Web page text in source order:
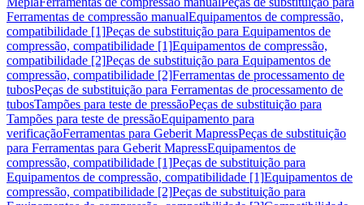
Ferramentas de compressão manualEquipamentos de compressão,
compatibilidade [1]Peças de substituição para Equipamentos de
compressão, compatibilidade [1]Equipamentos de compressão,
compatibilidade [2]Peças de substituição para Equipamentos de
compressão, compatibilidade [2]Ferramentas de processamento de
tubosPeças de substituição para Ferramentas de processamento de
tubosTampões para teste de pressãoPeças de substituição para
Tampões para teste de pressãoEquipamento para
verificaçãoFerramentas para Geberit MapressPeças de substituição
para Ferramentas para Geberit MapressEquipamentos de
compressão, compatibilidade [1]Peças de substituição para
Equipamentos de compressão, compatibilidade [1]Equipamentos de
compressão, compatibilidade [2]Peças de substituição para